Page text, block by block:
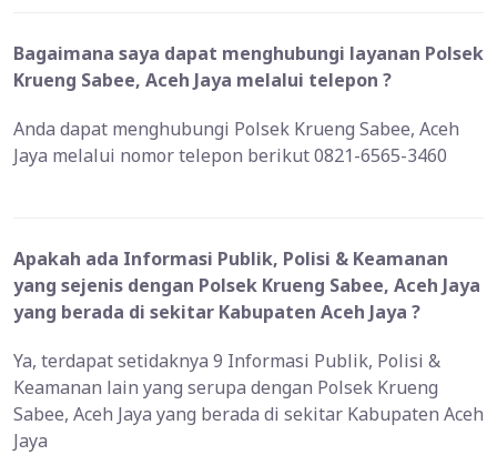
Bagaimana saya dapat menghubungi layanan Polsek
Krueng Sabee, Aceh Jaya melalui telepon ?
Anda dapat menghubungi Polsek Krueng Sabee, Aceh
Jaya melalui nomor telepon berikut 0821-6565-3460
Apakah ada Informasi Publik, Polisi & Keamanan
yang sejenis dengan Polsek Krueng Sabee, Aceh Jaya
yang berada di sekitar Kabupaten Aceh Jaya ?
Ya, terdapat setidaknya 9 Informasi Publik, Polisi &
Keamanan lain yang serupa dengan Polsek Krueng
Sabee, Aceh Jaya yang berada di sekitar Kabupaten Aceh
Jaya